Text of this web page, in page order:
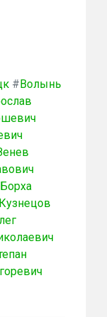
#Волынь
Борха
Кузнецов